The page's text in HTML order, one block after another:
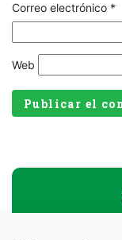
Correo electrónico *
Web